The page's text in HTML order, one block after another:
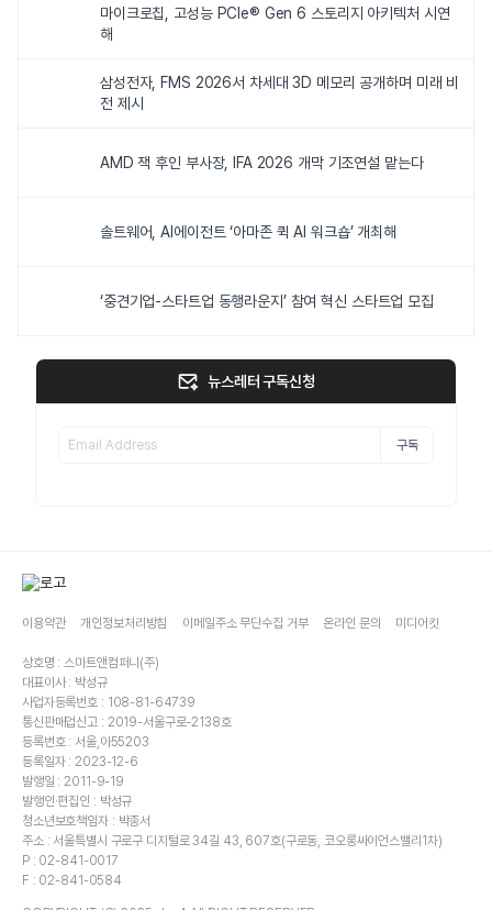
마이크로칩, 고성능 PCIe® Gen 6 스토리지 아키텍처 시연
해
삼성전자, FMS 2026서 차세대 3D 메모리 공개하며 미래 비
전 제시
AMD 잭 후인 부사장, IFA 2026 개막 기조연설 맡는다
솔트웨어, AI에이전트 ‘아마존 퀵 AI 워크숍’ 개최해
‘중견기업-스타트업 동행라운지’ 참여 혁신 스타트업 모집
뉴스레터 구독신청
구독
이용약관 개인정보처리방침 이메일주소 무단수집 거부 온라인 문의 미디어킷
상호명 : 스마트앤컴퍼니(주)
대표이사 : 박성규
사업자등록번호 : 108-81-64739
통신판매업신고 : 2019-서울구로-2138호
등록번호 : 서울,아55203
등록일자 : 2023-12-6
발행일 : 2011-9-19
발행인·편집인 : 박성규
청소년보호책임자 : 박종서
주소 : 서울특별시 구로구 디지털로 34길 43, 607호(구로동, 코오롱싸이언스밸리1차)
P : 02-841-0017
F : 02-841-0584